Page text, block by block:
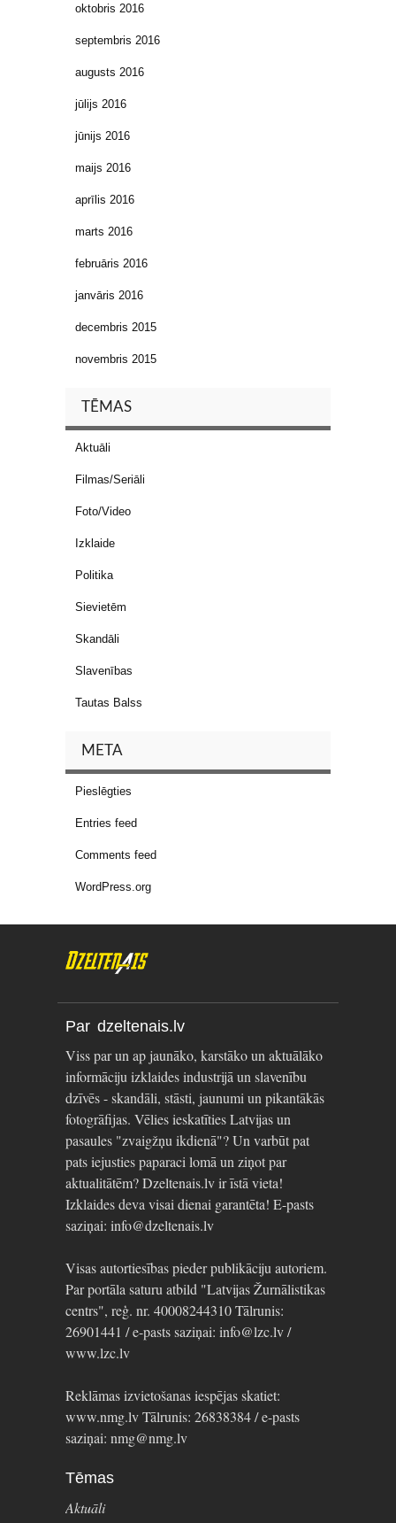
oktobris 2016
septembris 2016
augusts 2016
jūlijs 2016
jūnijs 2016
maijs 2016
aprīlis 2016
marts 2016
februāris 2016
janvāris 2016
decembris 2015
novembris 2015
TĒMAS
Aktuāli
Filmas/Seriāli
Foto/Video
Izklaide
Politika
Sievietēm
Skandāli
Slavenības
Tautas Balss
META
Pieslēgties
Entries feed
Comments feed
WordPress.org
Par dzeltenais.lv
Viss par un ap jaunāko, karstāko un aktuālāko
informāciju izklaides industrijā un slavenību
dzīvēs - skandāli, stāsti, jaunumi un pikantākās
fotogrāfijas. Vēlies ieskatīties Latvijas un
pasaules "zvaigžņu ikdienā"? Un varbūt pat
pats iejusties paparaci lomā un ziņot par
aktualitātēm? Dzeltenais.lv ir īstā vieta!
Izklaides deva visai dienai garantēta! E-pasts
saziņai: info@dzeltenais.lv
Visas autortiesības pieder publikāciju autoriem.
Par portāla saturu atbild "Latvijas Žurnālistikas
centrs", reģ. nr. 40008244310 Tālrunis:
26901441 / e-pasts saziņai: info@lzc.lv /
www.lzc.lv
Reklāmas izvietošanas iespējas skatiet:
www.nmg.lv Tālrunis: 26838384 / e-pasts
saziņai: nmg@nmg.lv
Tēmas
Aktuāli